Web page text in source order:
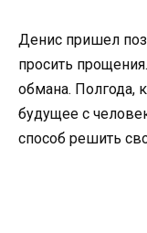
Денис пришел
просить
обмана. Полгода,
будущее с
способ решить